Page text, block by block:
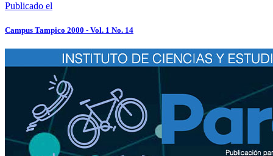
Publicado el
Campus Tampico 2000 - Vol. 1 No. 14